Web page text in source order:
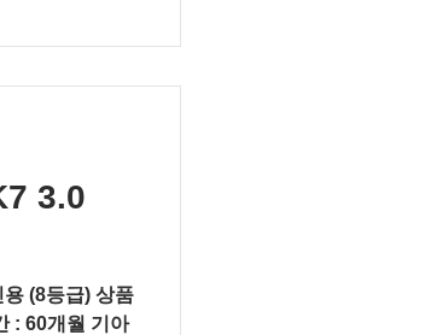
3.0
품
: 60개월 기아